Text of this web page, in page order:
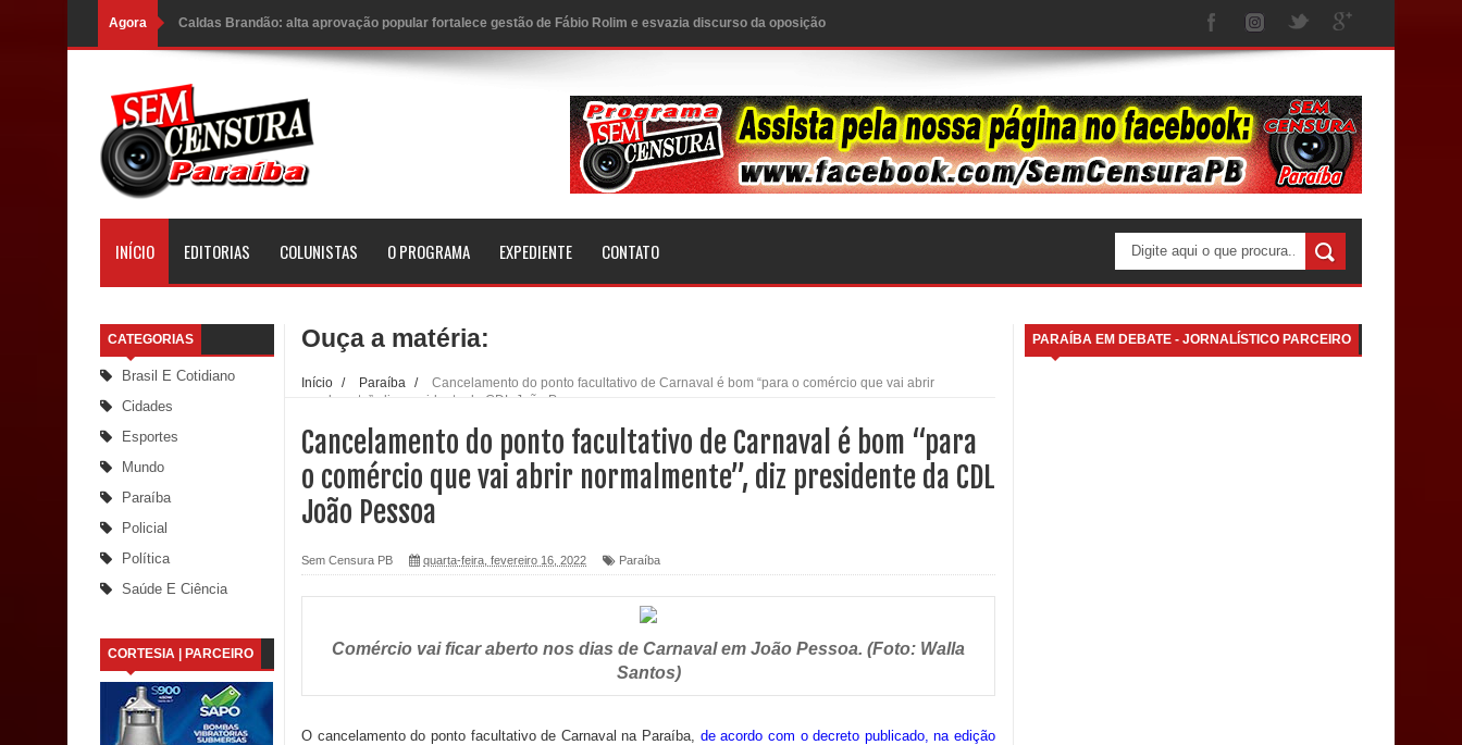
Agora Caldas Brandão: alta aprovação popular fortalece gestão de Fábio Rolim e esvazia discurso da oposição
Coordenadora do CEO destaca campanha Julho Neon e apresenta balanço da saúde bucal em Sapé
PDT da Paraíba faz reunião preparativa para convenção estadual
Prefeitura de Sapé paga salários dentro do mês trabalhado e injeta R$ 12 milhões na economia
Prefeitura de Sapé desenvolve ações para preservar tamarindeiro e revitalizar Memorial Augusto dos Anjos
O verdadeiro oxigênio do Estado Democrático de Direito – Bacharela aborda de maneira inédita no mundo
Prefeitura de Sapé promove campanha Julho Neon com ações de conscientização sobre saúde bucal
Caldas Brandão: gestão municipal antecipa pagamento do mês de julho e aquece economia para Festa de
Saúde Bucal: Mais de 470 próteses dentárias já foram entregues pela Prefeitura de Sapé em 2026
Nota de pesar: Câmara de Marí lamenta a morte da ex-vereadora Neta do Sindicato
Prefeito Major Sidnei busca em Brasília recursos para nova Casa de Acolhida e CRAS de Sapé
Denise Ribeiro toma posse no Diretório Nacional do PDT durante Convenção em Brasília
Dois Gigantes da Poesia Paraibana inspiram a IV FEIRA LITERÁRIA DO BREJO em Guarabira
INÍCIO EDITORIAS COLUNISTAS O PROGRAMA EXPEDIENTE CONTATO
CATEGORIAS
Brasil E Cotidiano
Cidades
Esportes
Mundo
Paraíba
Policial
Política
Saúde E Ciência
CORTESIA | PARCEIRO
Ouça a matéria:
Início / Paraíba /
Cancelamento do ponto facultativo de Carnaval é bom “para o comércio que vai abrir
normalmente”, diz presidente da CDL João Pessoa
Cancelamento do ponto facultativo de Carnaval é bom “para
o comércio que vai abrir normalmente”, diz presidente da CDL
João Pessoa
Sem Censura PB quarta-feira, fevereiro 16, 2022 Paraíba
Comércio vai ficar aberto nos dias de Carnaval em João Pessoa. (Foto: Walla
Santos)
O cancelamento do ponto facultativo de Carnaval na Paraíba, de acordo com o decreto publicado, na edição
PARAÍBA EM DEBATE - JORNALÍSTICO PARCEIRO